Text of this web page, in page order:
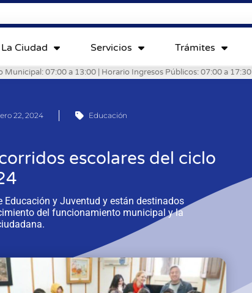
La Ciudad Servicios Trámites
Municipal: 07:00 a 13:00 | Horario Ingresos Públicos: 07:00 a 17:30
22, 2024 Educación
escolares del ciclo
y Juventud y están destinados
del funcionamiento municipal y la